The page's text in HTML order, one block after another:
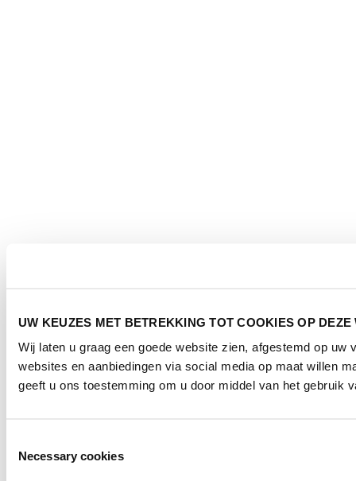
UW KEUZES MET BETREKKING TOT COOKIES OP DEZE
Wij laten u graag een goede website zien, afgestemd op
websites en aanbiedingen via social media op maat willen
geeft u ons toestemming om u door middel van het gebruik
Necessary cookies